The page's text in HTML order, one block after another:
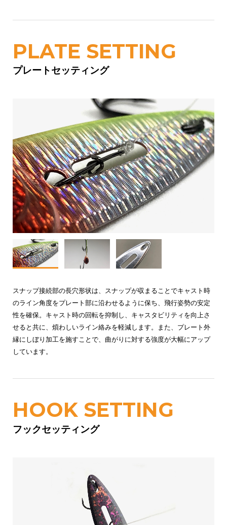
PLATE SETTING
プレートセッティング
スナップ接続部の長穴形状は、スナップが収まることでキャスト時
のライン角度をプレート部に沿わせるように保ち、飛行姿勢の安定
性を確保。キャスト時の回転を抑制し、キャスタビリティを向上さ
せると共に、煩わしいライン絡みを軽減します。また、プレート外
縁にしぼり加工を施すことで、曲がりに対する強度が大幅にアップ
しています。
HOOK SETTING
フックセッティング